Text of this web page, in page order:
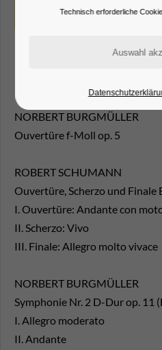
NORBERT BURGMÜLLER
Ouvertüre f-Moll op. 5
ROBERT SCHUMANN
Ouvertüre, Scherzo und Finale
I. Ouvertüre: Andante con
II. Scherzo: Vivo
III. Finale: Allegro molto vivace
NORBERT BURGMÜLLER
Symphonie Nr. 2 D-Dur op. 11
I. Allegro moderato
II. Andante
Technisch erforderliche